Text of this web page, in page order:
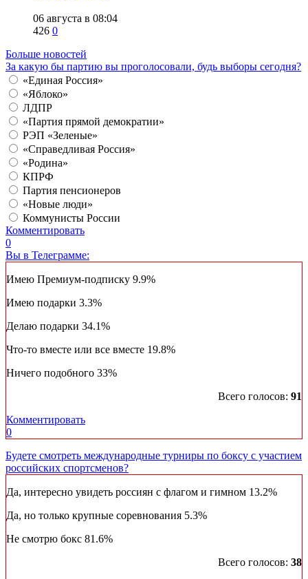
06 августа в 08:04
426 0
Больше новостей
За какую бы партию вы проголосовали, будь выборы сегодня?
«Единая Россия»
«Яблоко»
ЛДПР
«Партия прямой демократии»
РЭП «Зеленые»
«Справедливая Россия»
«Родина»
КПРФ
Партия пенсионеров
«Новые люди»
Коммунисты России
Комментировать
0
Вы в Телеграмме:
Имею Премиум-подписку 9.9%
Имею подарки 3.3%
Делаю подарки 34.1%
Что-то вместе или все вместе 19.8%
Ничего подобного 33%
Всего голосов: 91
Комментировать
0
Будете смотреть международные турниры по боксу с участием
российских спортсменов?
Да, интересно увидеть россиян с флагом и гимном 13.2%
Да, но только крупные соревнования 5.3%
Не смотрю бокс 81.6%
Всего голосов: 38